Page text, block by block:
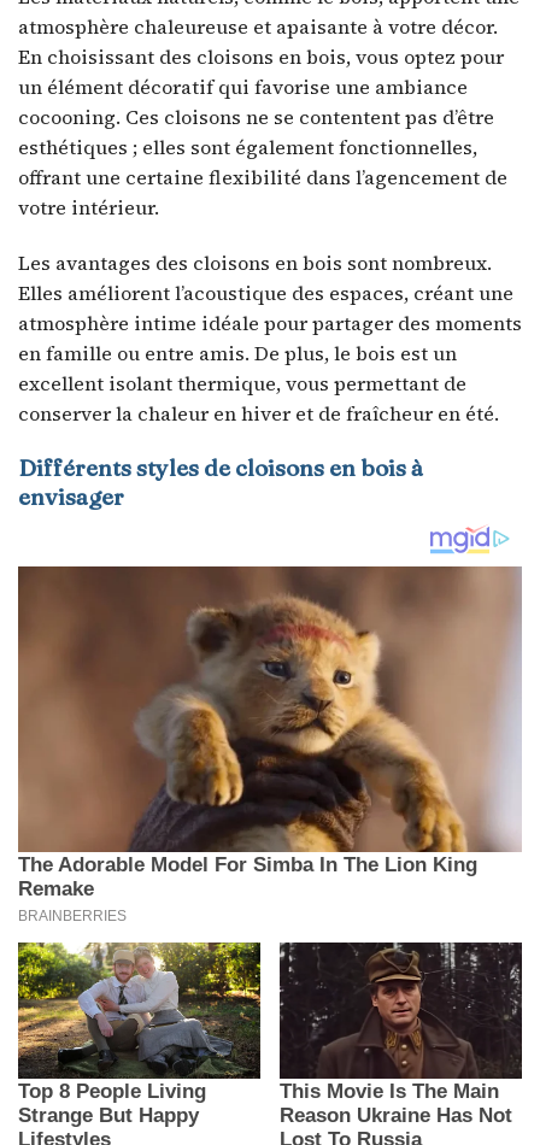
atmosphère chaleureuse et apaisante à votre décor.
En choisissant des cloisons en bois, vous optez pour
un élément décoratif qui favorise une ambiance
cocooning. Ces cloisons ne se contentent pas d’être
esthétiques ; elles sont également fonctionnelles,
offrant une certaine flexibilité dans l’agencement de
votre intérieur.
Les avantages des cloisons en bois sont nombreux.
Elles améliorent l’acoustique des espaces, créant une
atmosphère intime idéale pour partager des moments
en famille ou entre amis. De plus, le bois est un
excellent isolant thermique, vous permettant de
conserver la chaleur en hiver et de fraîcheur en été.
Différents styles de cloisons en bois à
envisager